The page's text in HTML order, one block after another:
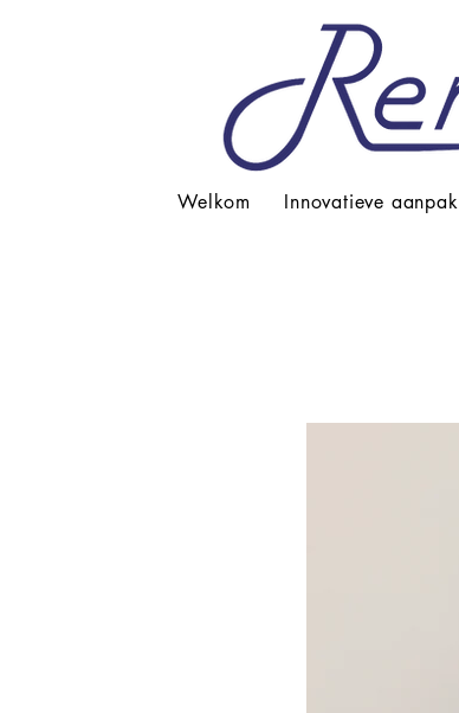
Welkom Innovatieve aanpak